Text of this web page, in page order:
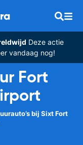
Deze actie
vandaag nog!
Fort
bij Sixt Fort